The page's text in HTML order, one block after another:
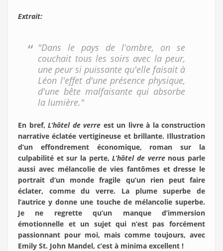
Extrait:
"Dans le pays de l'ombre, on se
couchait tous les soirs avec la peur,
une peur si puissante qu'elle faisait à
Léon l'effet d'une présence physique,
d'une bête malfaisante qui absorbe
la lumière."
En bref, L’hôtel de verre est un livre à la construction
narrative éclatée vertigineuse et brillante. Illustration
d’un effondrement économique, roman sur la
culpabilité et sur la perte,L’hôtel de verrenous parle
aussi avec mélancolie de vies fantômes et dresse le
portrait d’un monde fragile qu’un rien peut faire
éclater, comme du verre. La plume superbe de
l’autrice y donne une touche de mélancolie superbe.
Je ne regrette qu’un manque d’immersion
émotionnelle et un sujet qui n’est pas forcément
passionnant pour moi, mais comme toujours, avec
Emily St. John Mandel, c’est à minima excellent !